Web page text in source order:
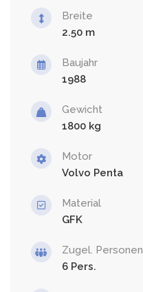
Breite
2.50
Baujahr
1988
Gewicht
1800
Motor
Volvo Penta
Material
GFK
Zugel. Personen
6